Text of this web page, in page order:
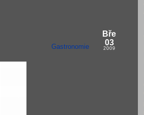
Gastronomie
Bře
03
2009